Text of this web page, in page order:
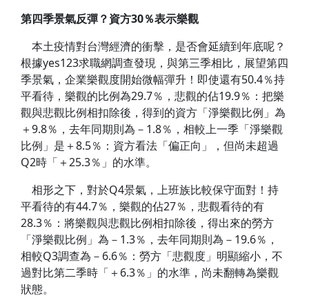
第四季景氣反彈？資方30％表示樂觀
本土疫情對台灣經濟的衝擊，是否會延續到年底呢？
根據yes123求職網調查發現，與第三季相比，展望第四
季景氣，企業樂觀度開始微幅彈升！即使還有50.4％持
平看待，樂觀的比例為29.7％，悲觀的佔19.9％：把樂
觀與悲觀比例相扣除後，得到的資方「淨樂觀比例」為
＋9.8％，去年同期則為－1.8％，相較上一季「淨樂觀
比例」是＋8.5％：資方看法「偏正向」，但尚未超過
Q2時「＋25.3％」的水準。
相形之下，對於Q4景氣，上班族比較保守面對！持
平看待的有44.7％，樂觀的佔27％，悲觀看待的有
28.3％：將樂觀與悲觀比例相扣除後，得出來的勞方
「淨樂觀比例」為－1.3％，去年同期則為－19.6％，
相較Q3調查為－6.6％：勞方「悲觀度」明顯縮小，不
過對比第二季時「＋6.3％」的水準，尚未翻轉為樂觀
狀態。